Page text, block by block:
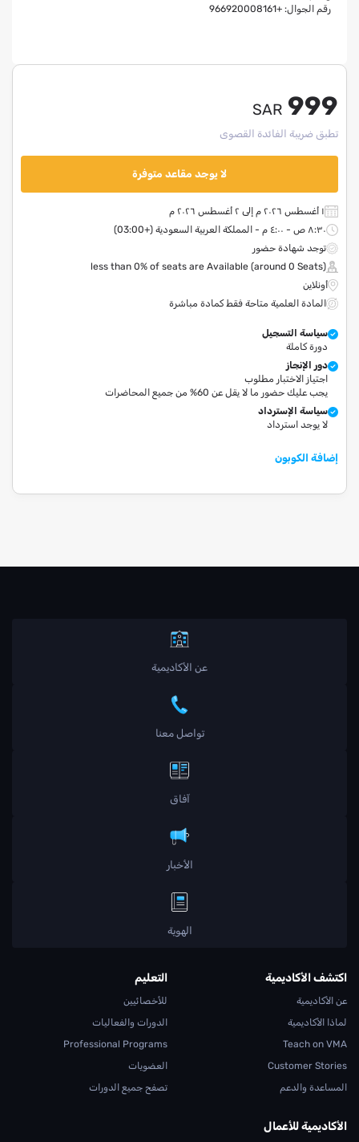
رقم الجوال: +966920008161
999
SAR
تطبق ضريبة الفائدة القصوى
لا يوجد مقاعد متوفرة
١ أغسطس ٢٠٢٦ م إلى ٢ أغسطس ٢٠٢٦ م
٨:٣٠ ص - ٤:٠٠ م - المملكة العربية السعودية (+03:00)
توجد شهادة حضور
less than 0% of seats are Available (around 0 Seats)
أونلاين
المادة العلمية متاحة فقط كمادة مباشرة
سياسة التسجيل
دورة كاملة
دور الإنجاز
اجتياز الاختبار مطلوب
يجب عليك حضور ما لا يقل عن 60% من جميع المحاضرات
سياسة الإسترداد
لا يوجد استرداد
إضافة الكوبون
عن الأكاديمية
تواصل معنا
آفاق
الأخبار
الهوية
اكتشف الأكاديمية
عن الأكاديمية
لماذا الأكاديمية
Teach on VMA
Customer Stories
المساعدة والدعم
التعليم
للأخصائيين
الدورات والفعاليات
Professional Programs
العضويات
تصفح جميع الدورات
الأكاديمية للأعمال